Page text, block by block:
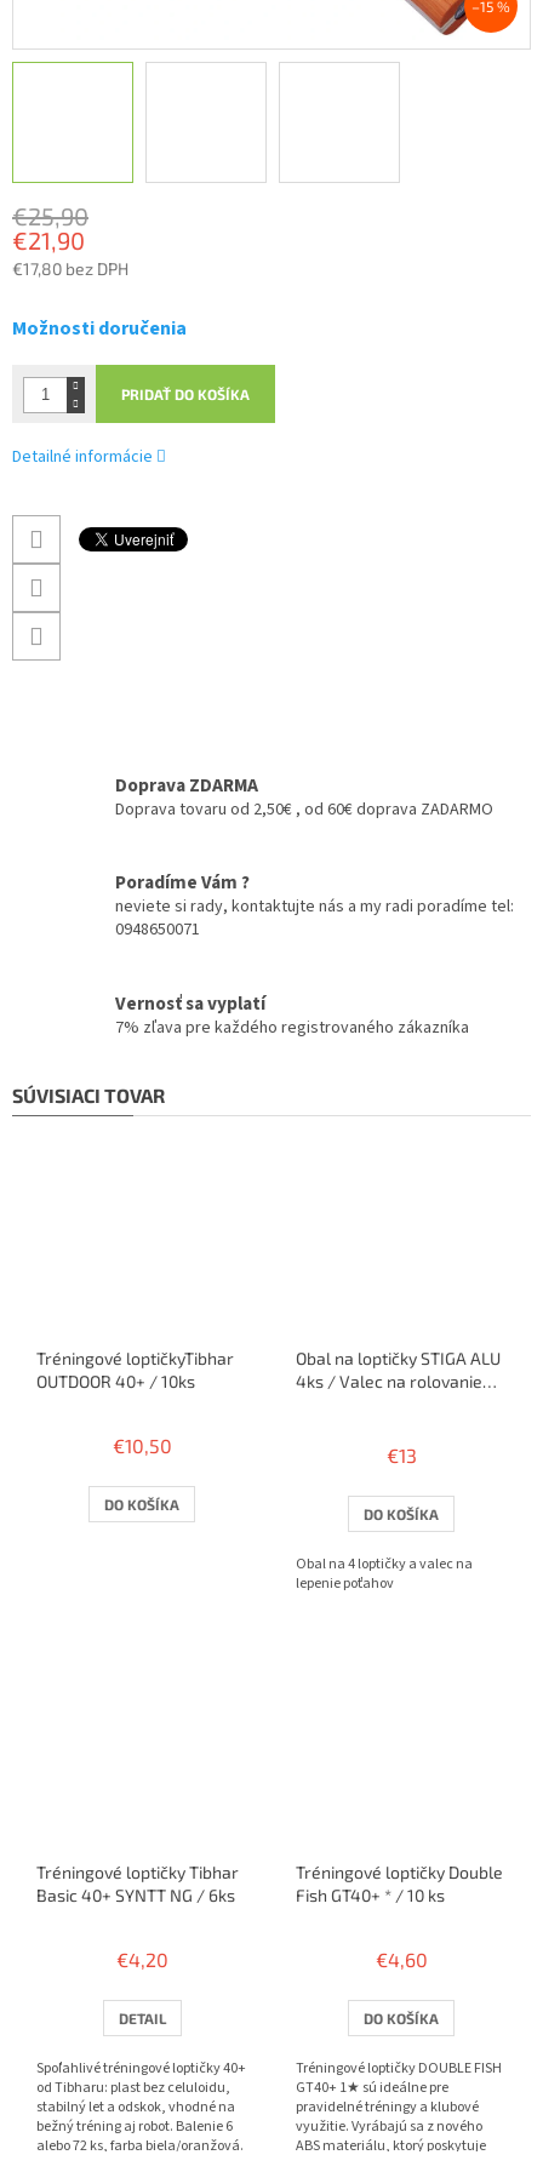
–15 %
€25,90
€21,90
€17,80 bez DPH
cena:
Možnosti doručenia
PRIDAŤ DO KOŠÍKA
Detailné informácie
Doprava ZDARMA
Doprava tovaru od 2,50€ , od 60€ doprava ZADARMO
Poradíme Vám ?
neviete si rady, kontaktujte nás a my radi poradíme tel:
0948650071
Vernosť sa vyplatí
7% zľava pre každého registrovaného zákazníka
SÚVISIACI TOVAR
Tréningové loptičkyTibhar
OUTDOOR 40+ / 10ks
€10,50
DO KOŠÍKA
Obal na loptičky STIGA ALU
4ks / Valec na rolovanie
produktu
4,5
z
hviezdičiek.
€13
DO KOŠÍKA
Obal na 4 loptičky a valec na
lepenie poťahov
Tréningové loptičky Tibhar
Basic 40+ SYNTT NG / 6ks
€4,20
DETAIL
Spoľahlivé tréningové loptičky 40+
od Tibharu: plast bez celuloidu,
stabilný let a odskok, vhodné na
bežný tréning aj robot. Balenie 6
alebo 72 ks, farba biela/oranžová.
Tréningové loptičky Double
Fish GT40+ * / 10 ks
€4,60
DO KOŠÍKA
Tréningové loptičky DOUBLE FISH
GT40+ 1★ sú ideálne pre
pravidelné tréningy a klubové
využitie. Vyrábajú sa z nového
ABS materiálu, ktorý poskytuje